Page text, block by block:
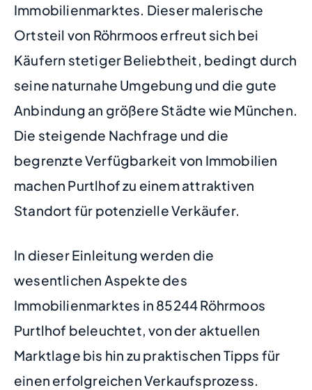
Immobilienmarktes. Dieser malerische
Ortsteil von Röhrmoos erfreut sich bei
Käufern stetiger Beliebtheit, bedingt durch
seine naturnahe Umgebung und die gute
Anbindung an größere Städte wie München.
Die steigende Nachfrage und die
begrenzte Verfügbarkeit von Immobilien
machen Purtlhof zu einem attraktiven
Standort für potenzielle Verkäufer.
In dieser Einleitung werden die
wesentlichen Aspekte des
Immobilienmarktes in 85244 Röhrmoos
Purtlhof beleuchtet, von der aktuellen
Marktlage bis hin zu praktischen Tipps für
einen erfolgreichen Verkaufsprozess.